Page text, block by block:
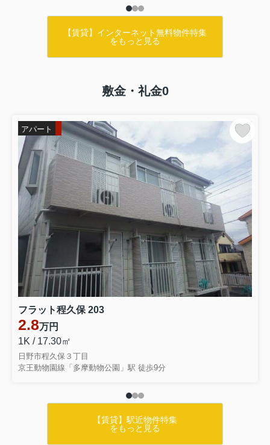
【賃貸】インターネット無料物件特集
をもっと見る
敷金・礼金0
アパート
フラット程久保 203
2.8万円
1K / 17.30㎡
日野市程久保３丁目
京王動物園線「多摩動物公園」駅 徒歩9分
【賃貸】駅近物件特集
をもっと見る